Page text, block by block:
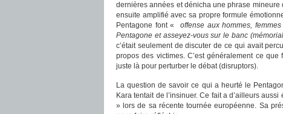
dernières années et dénicha une phrase mineure
ensuite amplifié avec sa propre formule
Pentagone font « offense aux hommes,
Pentagone et asseyez-vous sur le banc
c’était seulement de discuter de ce qui avait
propos des victimes. C’est généralement ce
juste là pour perturber le débat (disruptors).
La question de savoir ce qui a heurté le
Kara tentait de l’insinuer. Ce fait a d’ailleurs
» lors de sa récente tournée européenne. Sa